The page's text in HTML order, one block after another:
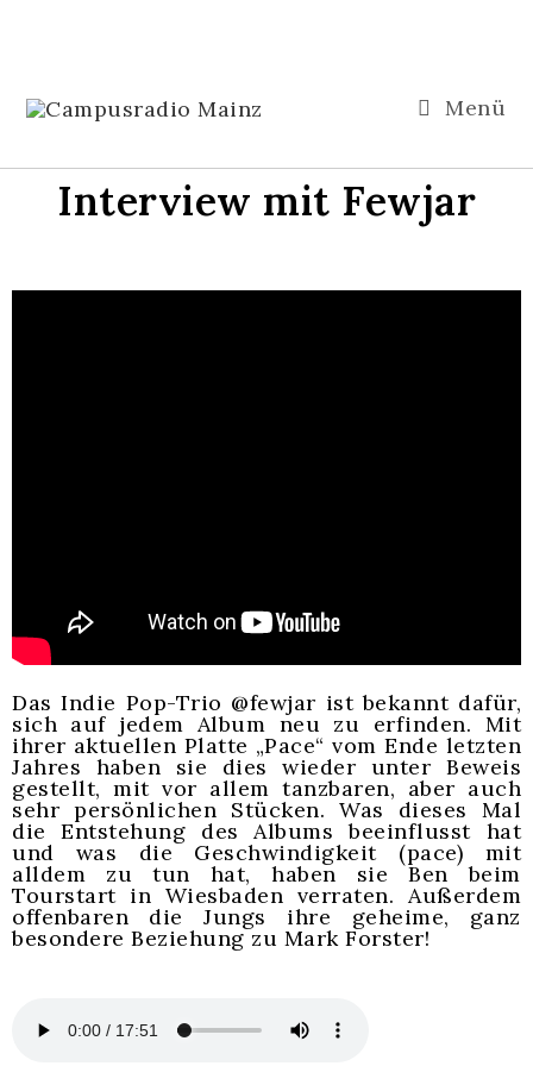
Menü
Interview mit Fewjar
Das Indie Pop-Trio @fewjar ist bekannt dafür,
sich auf jedem Album neu zu erfinden. Mit
ihrer aktuellen Platte „Pace“ vom Ende letzten
Jahres haben sie dies wieder unter Beweis
gestellt, mit vor allem tanzbaren, aber auch
sehr persönlichen Stücken. Was dieses Mal
die Entstehung des Albums beeinflusst hat
und was die Geschwindigkeit (pace) mit
alldem zu tun hat, haben sie Ben beim
Tourstart in Wiesbaden verraten. Außerdem
offenbaren die Jungs ihre geheime, ganz
besondere Beziehung zu Mark Forster!